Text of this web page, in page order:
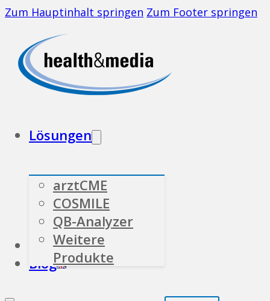
Zum Hauptinhalt springen Zum Footer springen
Lösungen
arztCME
COSMILE
QB-Analyzer
Weitere
Produkte
BranchenÜber uns
Blog